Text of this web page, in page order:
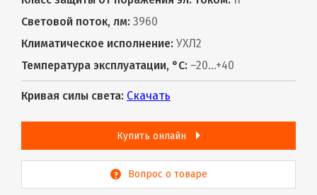
Световой поток, лм: 3960
Климатическое исполнение: УХЛ2
Температура эксплуатации, °С: –20...+40
Кривая силы света: Скачать
Купить онлайн
Вопрос о товаре